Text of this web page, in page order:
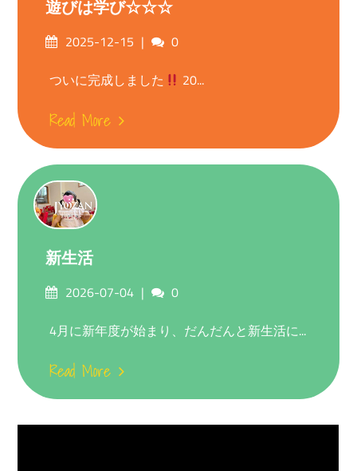
遊びは学び☆☆☆
Posted2025-12-15 Comments
0
ついに完成しました
20...
Read More
新生活
Posted2026-07-04 Comments
0
4月に新年度が始まり、だんだんと新生活に...
Read More